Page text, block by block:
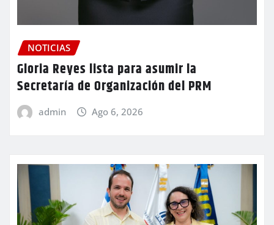
NOTICIAS
Gloria Reyes lista para asumir la
Secretaría de Organización del PRM
admin Ago 6, 2026